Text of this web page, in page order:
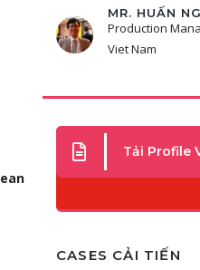
MR. HUẤN
Production
Viet Nam
Tải Profile
CASES CẢI TIẾN